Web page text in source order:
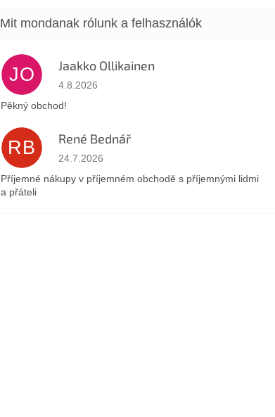
JO Jaakko Ollikainen
Az áruház értékelése 5-ből 5 csillag.
4.8.2026
Pěkný obchod!
RB René Bednář
Az áruház értékelése 5-ből 5 csillag.
24.7.2026
Příjemné nákupy v příjemném obchodě s příjemnými lidmi
a přáteli